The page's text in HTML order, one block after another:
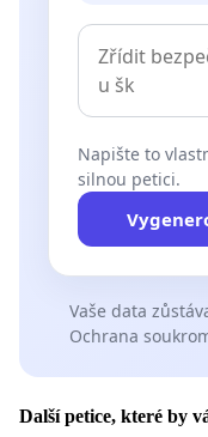
Napište to
silnou petici.
Vaše data
Ochrana
Další petice, které by